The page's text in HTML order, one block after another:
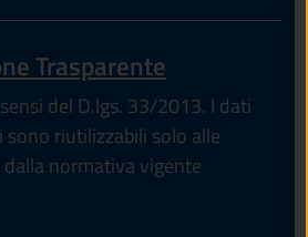
Trasparente
del D.lgs. 33/2013. I dati
sono riutilizzabili solo alle
normativa vigente